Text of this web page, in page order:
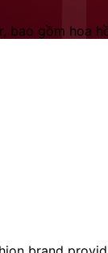
gồm hoa